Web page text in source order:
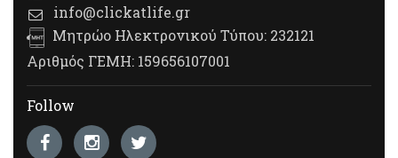
info@clickatlife.gr
Μητρώο Ηλεκτρονικού Τύπου: 232121
Αριθμός ΓΕΜΗ: 159656107001
Follow